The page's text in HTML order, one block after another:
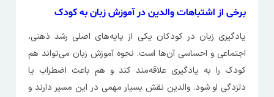
برخی از اشتباهات والدین در آموزش زبان به کودک
یادگیری زبان در کودکان یکی از پایه‌های اصلی رشد ذهنی،
اجتماعی و احساسی آن‌ها است. نحوه‌ آموزش زبان می‌تواند هم
کودک را به یادگیری علاقه‌مند کند و هم باعث اضطراب یا
دلزدگی او شود. والدین نقش بسیار مهمی در این مسیر دارند و